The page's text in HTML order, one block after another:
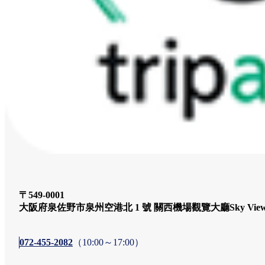
〒549-0001
大阪府泉佐野市泉州空港北 1 號 關西機場觀覽大廳Sky
072-455-2082 （10:00～17:00）